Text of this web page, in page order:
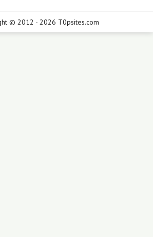
© 2012 - 2026 T0psites.com